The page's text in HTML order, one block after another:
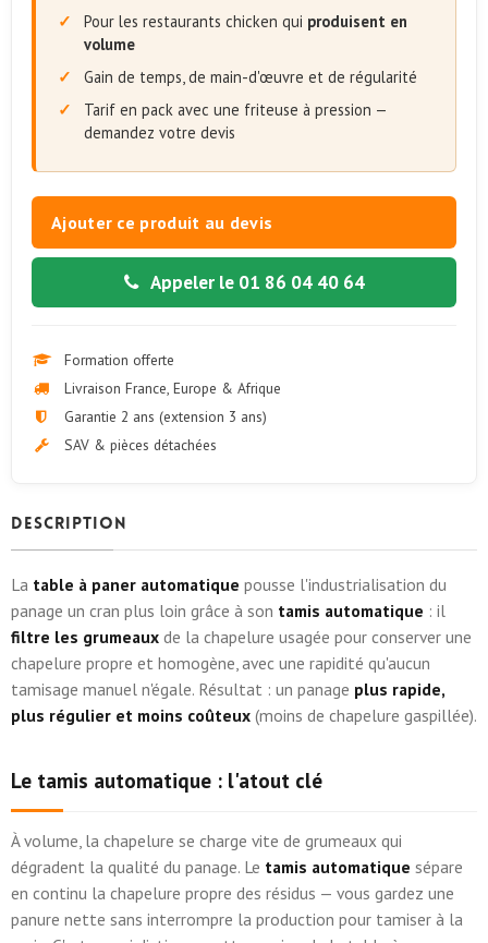
Pour les restaurants chicken qui produisent en
volume
Gain de temps, de main-d'œuvre et de régularité
Tarif en pack avec une friteuse à pression —
demandez votre devis
Ajouter ce produit au devis
Appeler le 01 86 04 40 64
Formation offerte
Livraison France, Europe & Afrique
Garantie 2 ans (extension 3 ans)
SAV & pièces détachées
Description
La table à paner automatique pousse l'industrialisation du
panage un cran plus loin grâce à son tamis automatique : il
filtre les grumeaux de la chapelure usagée pour conserver une
chapelure propre et homogène, avec une rapidité qu'aucun
tamisage manuel n'égale. Résultat : un panage plus rapide,
plus régulier et moins coûteux (moins de chapelure gaspillée).
Le tamis automatique : l'atout clé
À volume, la chapelure se charge vite de grumeaux qui
dégradent la qualité du panage. Le tamis automatique sépare
en continu la chapelure propre des résidus — vous gardez une
panure nette sans interrompre la production pour tamiser à la